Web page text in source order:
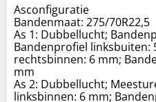
Asconfiguratie
Bandenmaat: 275/70R22,5
As 1: Dubbellucht;
Bandenprofiel linksbuiten:
rechtsbinnen: 6 mm;
mm
As 2: Dubbellucht;
linksbinnen: 6 mm;